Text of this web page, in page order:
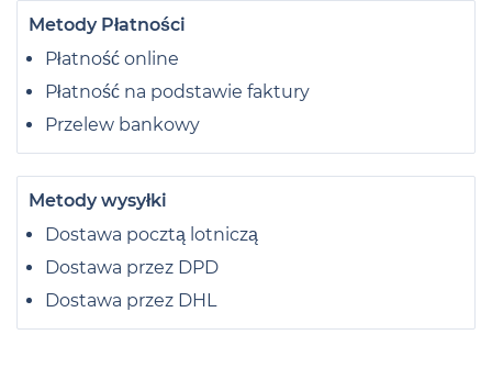
Metody Płatności
Płatność online
Płatność na podstawie faktury
Przelew bankowy
Metody wysyłki
Dostawa pocztą lotniczą
Dostawa przez DPD
Dostawa przez DHL